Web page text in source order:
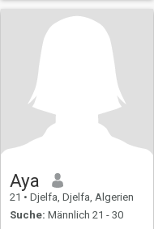
Aya
21 • Djelfa, Djelfa, Algerien
Suche: Männlich 21 - 30